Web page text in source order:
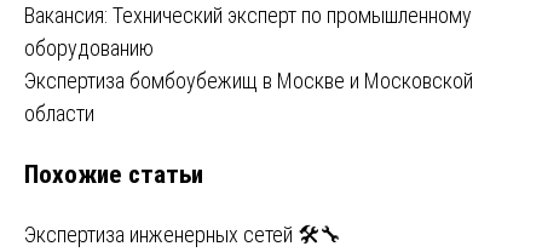
Навигация
по
записям
Вакансия: Технический эксперт по промышленному
оборудованию
Экспертиза бомбоубежищ в Москве и Московской
области
Похожие статьи
Экспертиза инженерных сетей 🛠️🔧